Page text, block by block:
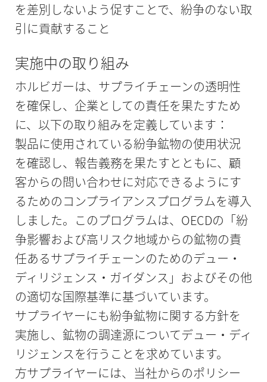
を差別しないよう促すことで、紛争のない取
引に貢献すること
実施中の取り組み
ホルビガーは、サプライチェーンの透明性
を確保し、企業としての責任を果たすため
に、以下の取り組みを定義しています：
製品に使用されている紛争鉱物の使用状況
を確認し、報告義務を果たすとともに、顧
客からの問い合わせに対応できるようにす
るためのコンプライアンスプログラムを導入
しました。このプログラムは、OECDの「紛
争影響および高リスク地域からの鉱物の責
任あるサプライチェーンのためのデュー・
ディリジェンス・ガイダンス」およびその他
の適切な国際基準に基づいています。
サプライヤーにも紛争鉱物に関する方針を
実施し、鉱物の調達源についてデュー・ディ
リジェンスを行うことを求めています。
方サプライヤーには、当社からのポリシー